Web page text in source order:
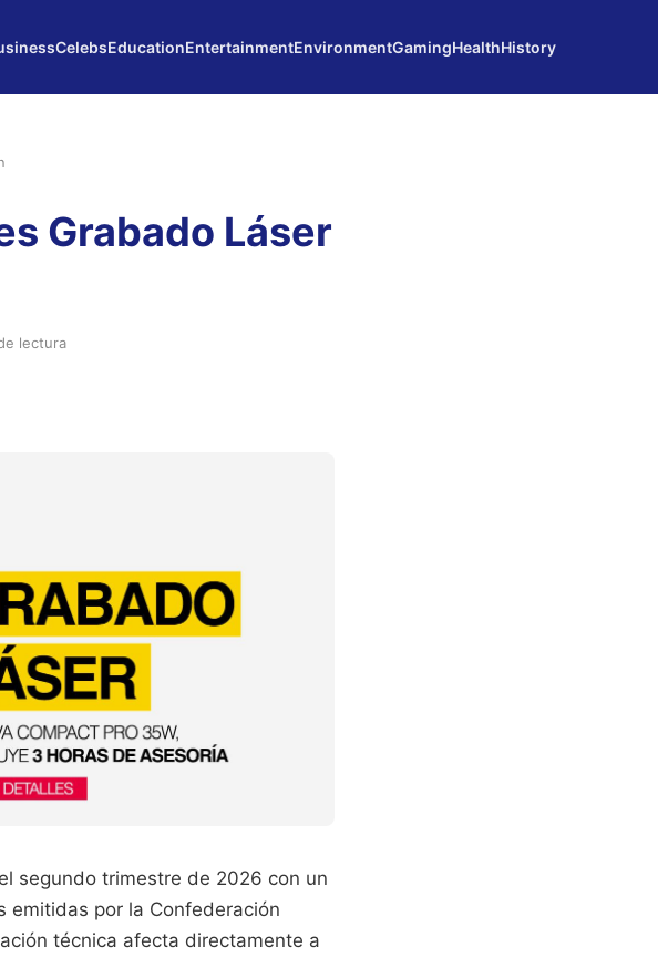
CelebsEducationEntertainmentEnvironmentGamingHealthHistory
Grabado Láser
lectura
segundo trimestre de 2026 con un
emitidas por la Confederación
técnica afecta directamente a